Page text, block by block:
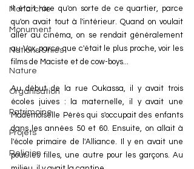
Monarchie
Monument
Nations Unies
Nature
Organisation
Patrimoine
Projets
Religion
Il était rare qu'on sorte de ce quartier, parce
qu'on avait tout à l'intérieur. Quand on voulait
aller au cinéma, on se rendait généralement
au Vox, parce que c'était le plus proche, voir les
films de Maciste et de cow-boys...
Au début de la rue Oukassa, il y avait trois
écoles juives : la maternelle, il y avait une
Mademoiselle Pérès qui s'occupait des enfants
dans les années 50 et 60. Ensuite, on allait à
l'école primaire de l'Alliance. Il y en avait une
pour les filles, une autre pour les garçons. Au